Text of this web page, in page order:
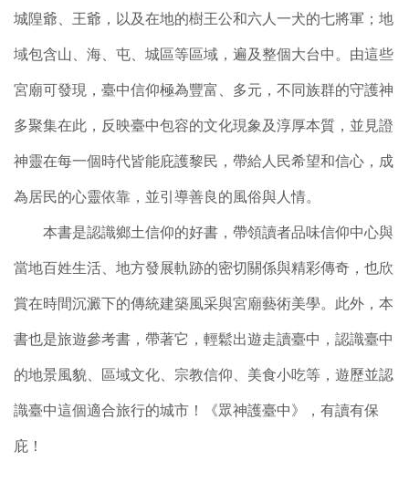
城隍爺、王爺，以及在地的樹王公和六人一犬的七將軍；地
域包含山、海、屯、城區等區域，遍及整個大台中。由這些
宮廟可發現，臺中信仰極為豐富、多元，不同族群的守護神
多聚集在此，反映臺中包容的文化現象及淳厚本質，並見證
神靈在每一個時代皆能庇護黎民，帶給人民希望和信心，成
為居民的心靈依靠，並引導善良的風俗與人情。
本書是認識鄉土信仰的好書，帶領讀者品味信仰中心與
當地百姓生活、地方發展軌跡的密切關係與精彩傳奇，也欣
賞在時間沉澱下的傳統建築風采與宮廟藝術美學。此外，本
書也是旅遊參考書，帶著它，輕鬆出遊走讀臺中，認識臺中
的地景風貌、區域文化、宗教信仰、美食小吃等，遊歷並認
識臺中這個適合旅行的城市！《眾神護臺中》，有讀有保
庇！